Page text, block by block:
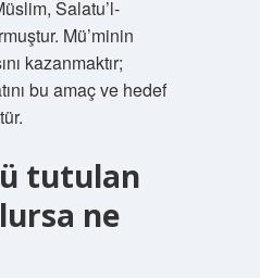
Salatu’l-
Mü’minin
kazanmaktır;
bu amaç ve hedef
tutulan
ne